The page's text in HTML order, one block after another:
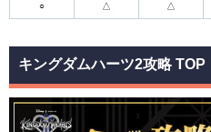
○ △ △
キングダムハーツ2攻略 TOP